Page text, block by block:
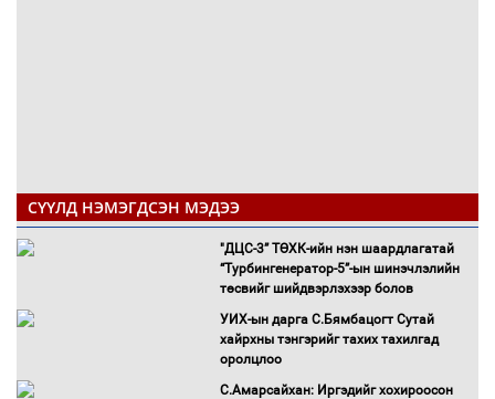
СҮҮЛД НЭМЭГДСЭН МЭДЭЭ
"ДЦС-3” ТӨХК-ийн нэн шаардлагатай
“Турбингенератор-5”-ын шинэчлэлийн
төсвийг шийдвэрлэхээр болов
УИХ-ын дарга С.Бямбацогт Сутай
хайрхны тэнгэрийг тахих тахилгад
оролцлоо
С.Амарсайхан: Иргэдийг хохироосон